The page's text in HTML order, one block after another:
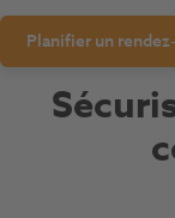
Planifier un